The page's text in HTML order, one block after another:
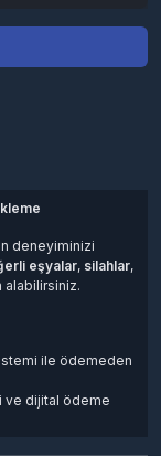
deneyiminizi
eşyalar, silahlar,
alabilirsiniz.
ile ödemeden
ve dijital ödeme